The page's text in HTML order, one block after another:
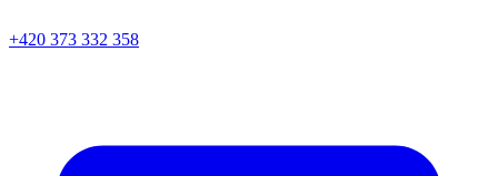
+420 373 332 358